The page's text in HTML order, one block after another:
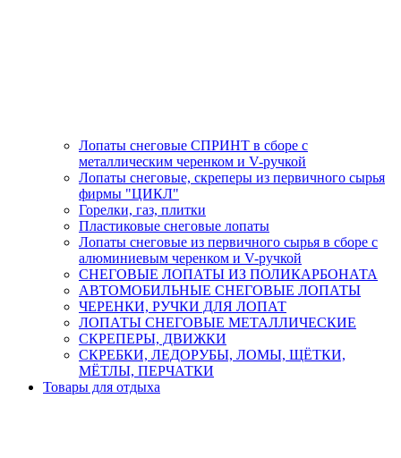
Лопаты снеговые СПРИНТ в сборе с
металлическим черенком и V-ручкой
Лопаты снеговые, скреперы из первичного сырья
фирмы "ЦИКЛ"
Горелки, газ, плитки
Пластиковые снеговые лопаты
Лопаты снеговые из первичного сырья в сборе с
алюминиевым черенком и V-ручкой
СНЕГОВЫЕ ЛОПАТЫ ИЗ ПОЛИКАРБОНАТА
АВТОМОБИЛЬНЫЕ СНЕГОВЫЕ ЛОПАТЫ
ЧЕРЕНКИ, РУЧКИ ДЛЯ ЛОПАТ
ЛОПАТЫ СНЕГОВЫЕ МЕТАЛЛИЧЕСКИЕ
СКРЕПЕРЫ, ДВИЖКИ
СКРЕБКИ, ЛЕДОРУБЫ, ЛОМЫ, ЩЁТКИ,
МЁТЛЫ, ПЕРЧАТКИ
Товары для отдыха